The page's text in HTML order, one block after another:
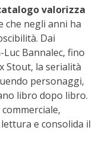
valorizza
che negli anni ha
Dai
Bannalec, fino
Stout, la serialità
personaggi,
libro dopo libro.
e consolida il